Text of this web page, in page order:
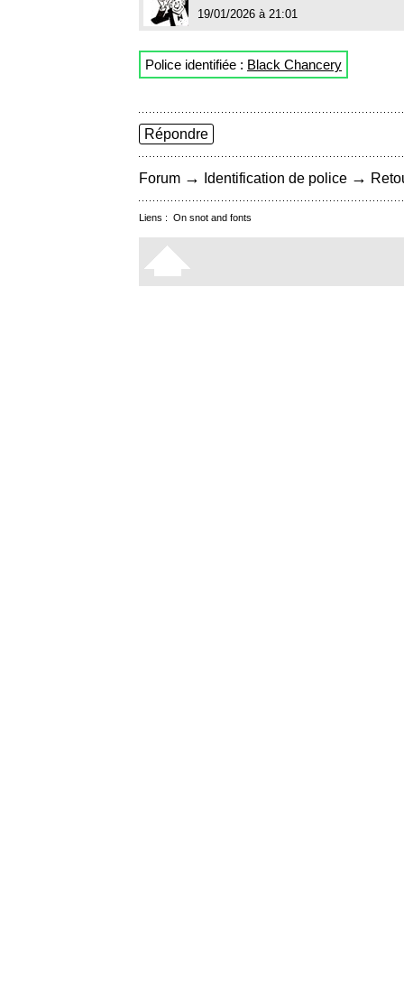
19/01/2026 à 21:01
Police identifiée : Black Chancery
Répondre
Forum → Identification de police →
Liens : On snot and fonts